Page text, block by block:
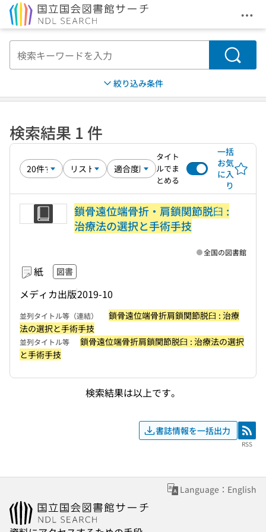
メ
検索
絞り込み条件
検索結果 1 件
タイト
ルでま
とめる
一括
お気
に入
り
鎖骨遠位端骨折・肩鎖関節脱臼 :
治療法の選択と手術手技
紙 図書
メディカ出版2019-10
全国の図書館
並列タイトル等（連結）
鎖骨遠位端骨折肩鎖関節脱臼 : 治療
法の選択と手術手技
並列タイトル等
鎖骨遠位端骨折肩鎖関節脱臼 : 治療法の選択
と手術手技
検索結果は以上です。
書誌情報を一括出力 RSS
RSS
Language：English